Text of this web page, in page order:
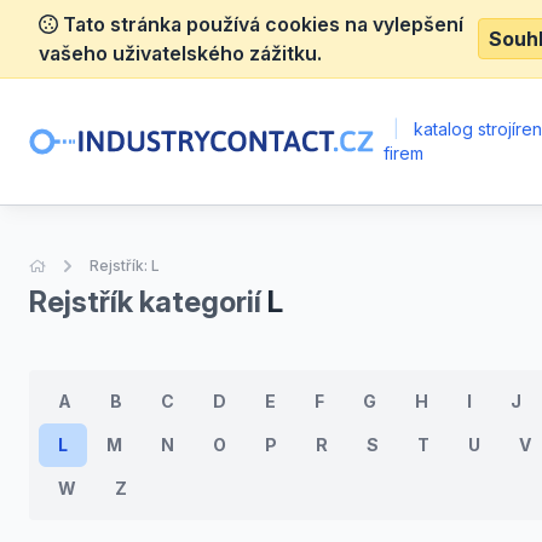
Tato stránka používá cookies na vylepšení
vašeho uživatelského zážitku.
katalog
firem
Úvodní stránka
Rejstřík: L
Rejstřík kategoriíL
A B C D E F G H I J
L M N O P R S T U V
W Z